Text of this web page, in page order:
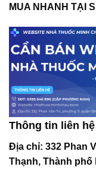
MUA NHANH TẠI
Thông tin liên
Địa chỉ: 332 Phan
Thạnh, Thành phố